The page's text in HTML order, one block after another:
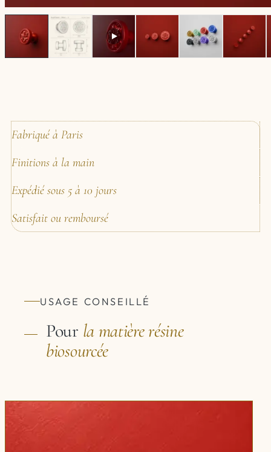
Fabriqué à Paris
Finitions à la main
Expédié sous 5 à 10 jours
Satisfait ou remboursé
USAGE CONSEILLÉ
Pour la matièrerésine
biosourcée